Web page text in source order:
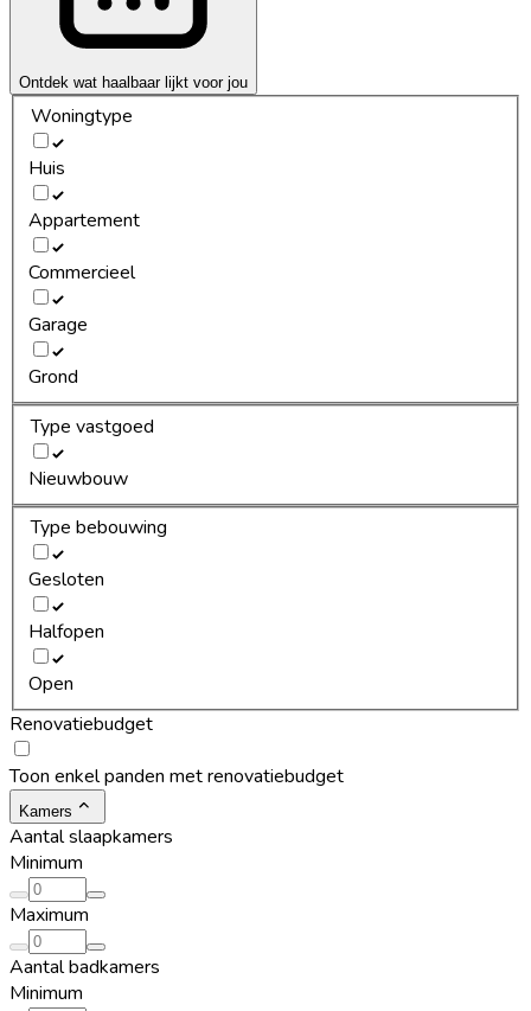
Ontdek wat haalbaar lijkt voor jou
Woningtype
Huis
Appartement
Commercieel
Garage
Grond
Type vastgoed
Nieuwbouw
Type bebouwing
Gesloten
Halfopen
Open
Renovatiebudget
Toon enkel panden met renovatiebudget
Kamers
Aantal slaapkamers
Minimum
Maximum
Aantal badkamers
Minimum